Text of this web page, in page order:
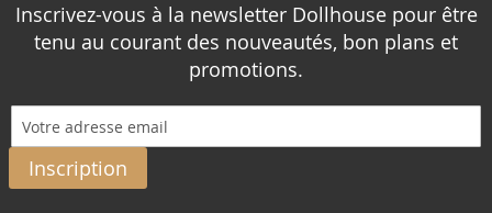
Inscrivez-vous à la newsletter Dollhouse pour être
tenu au courant des nouveautés, bon plans et
promotions.
Inscription